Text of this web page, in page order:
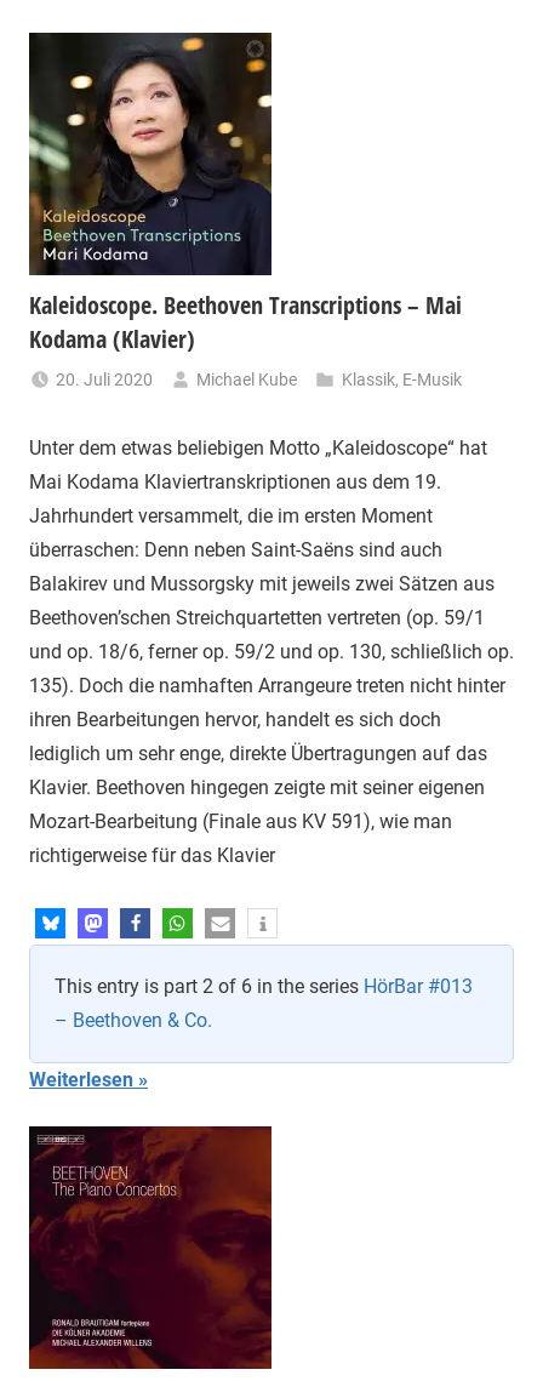
Kaleidoscope. Beethoven Transcriptions – Mai
Kodama (Klavier)
20. Juli 2020 Michael Kube Klassik, E-Musik
Unter dem etwas beliebigen Motto „Kaleidoscope“ hat
Mai Kodama Klaviertranskriptionen aus dem 19.
Jahrhundert versammelt, die im ersten Moment
überraschen: Denn neben Saint-Saëns sind auch
Balakirev und Mussorgsky mit jeweils zwei Sätzen aus
Beethoven’schen Streichquartetten vertreten (op. 59/1
und op. 18/6, ferner op. 59/2 und op. 130, schließlich op.
135). Doch die namhaften Arrangeure treten nicht hinter
ihren Bearbeitungen hervor, handelt es sich doch
lediglich um sehr enge, direkte Übertragungen auf das
Klavier. Beethoven hingegen zeigte mit seiner eigenen
Mozart-Bearbeitung (Finale aus KV 591), wie man
richtigerweise für das Klavier
This entry is part 2 of 6 in the series HörBar #013
– Beethoven & Co.
Weiterlesen